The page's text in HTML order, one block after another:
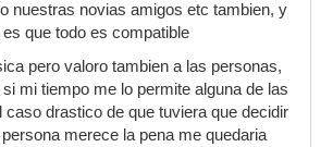
nuestras novias amigos etc tambien, y
es que todo es compatible
pero valoro tambien a las personas,
mi tiempo me lo permite alguna de las
caso drastico de que tuviera que decidir
merece la pena me quedaria